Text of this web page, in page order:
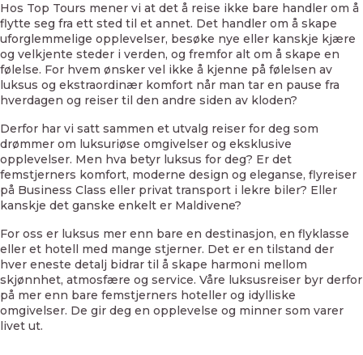
Hos Top Tours mener vi at det å reise ikke bare handler om å
flytte seg fra ett sted til et annet. Det handler om å skape
uforglemmelige opplevelser, besøke nye eller kanskje kjære
og velkjente steder i verden, og fremfor alt om å skape en
følelse. For hvem ønsker vel ikke å kjenne på følelsen av
luksus og ekstraordinær komfort når man tar en pause fra
hverdagen og reiser til den andre siden av kloden?
Derfor har vi satt sammen et utvalg reiser for deg som
drømmer om luksuriøse omgivelser og eksklusive
opplevelser. Men hva betyr luksus for deg? Er det
femstjerners komfort, moderne design og eleganse, flyreiser
på Business Class eller privat transport i lekre biler? Eller
kanskje det ganske enkelt er Maldivene?
For oss er luksus mer enn bare en destinasjon, en flyklasse
eller et hotell med mange stjerner. Det er en tilstand der
hver eneste detalj bidrar til å skape harmoni mellom
skjønnhet, atmosfære og service. Våre luksusreiser byr derfor
på mer enn bare femstjerners hoteller og idylliske
omgivelser. De gir deg en opplevelse og minner som varer
livet ut.